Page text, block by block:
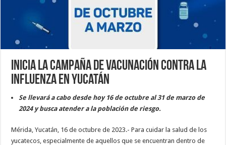
Inicia la campaña de vacunación contra la
Influenza en Yucatán
Se llevará a cabo desde hoy 16 de octubre al 31 de marzo de
2024 y busca atender a la población de riesgo.
Mérida, Yucatán, 16 de octubre de 2023.- Para cuidar la salud de los
yucatecos, especialmente de aquellos que se encuentran dentro de